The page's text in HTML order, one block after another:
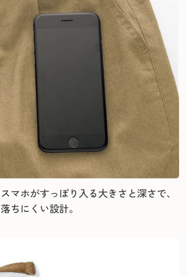
マホがすっぽり入る大きさと深さで、
ちにくい設計。